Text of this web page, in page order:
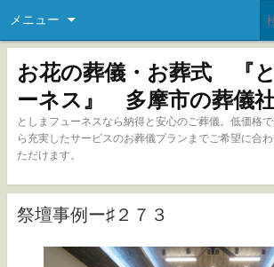
メニュー
お花の葬儀・お葬式 『
ーネス』 多摩市の葬儀
としまフューネスなら納得と安心のご葬儀。低価格
ら充実したサービスのお葬儀プランまでご希望に合
ただけます。
祭壇事例ー♯２７３